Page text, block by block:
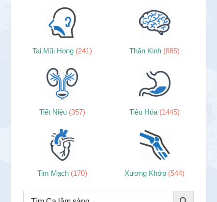
Tai Mũi Họng (241) Thần Kinh (885)
Tiết Niệu (357) Tiêu Hóa (1445)
Tim Mạch (170) Xương Khớp (544)